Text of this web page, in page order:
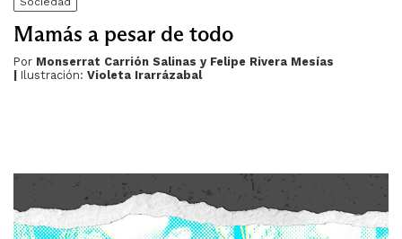
Mamás a pesar de todo
Por Monserrat Carrión Salinas y Felipe Rivera Mesías
Ilustración: Violeta Irarrázabal